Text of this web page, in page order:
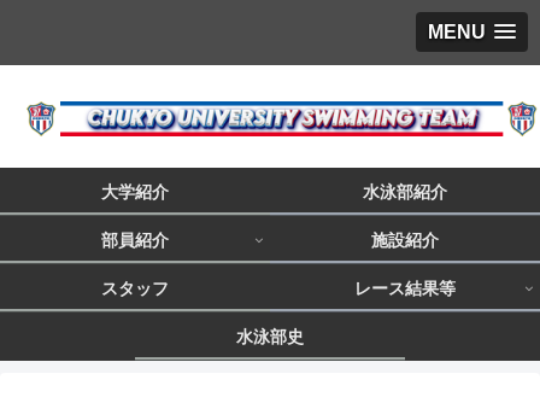
MENU
大学紹介 水泳部紹介
部員紹介 施設紹介
スタッフ レース結果等
水泳部史